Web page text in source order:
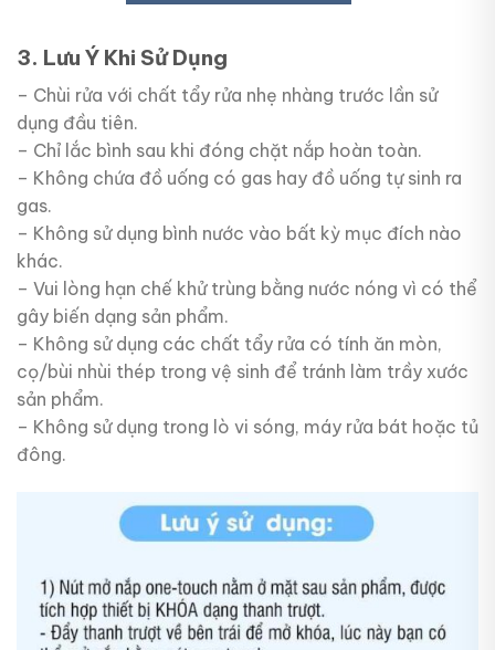
3. Lưu Ý Khi Sử Dụng
– Chùi rửa với chất tẩy rửa nhẹ nhàng trước lần sử
dụng đầu tiên.
– Chỉ lắc bình sau khi đóng chặt nắp hoàn toàn.
– Không chứa đồ uống có gas hay đồ uống tự sinh ra
gas.
– Không sử dụng bình nước vào bất kỳ mục đích nào
khác.
– Vui lòng hạn chế khử trùng bằng nước nóng vì có thể
gây biến dạng sản phẩm.
– Không sử dụng các chất tẩy rửa có tính ăn mòn,
cọ/bùi nhùi thép trong vệ sinh để tránh làm trầy xước
sản phẩm.
– Không sử dụng trong lò vi sóng, máy rửa bát hoặc tủ
đông.